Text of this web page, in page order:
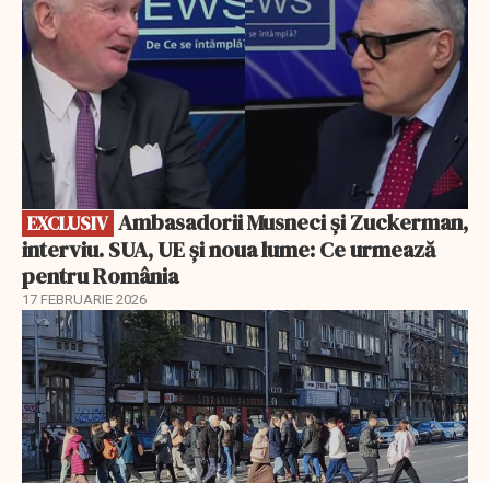
EXCLUSIV
interviu. SUA, UE și noua lume: Ce urmează
pentru România
17 FEBRUARIE 2026